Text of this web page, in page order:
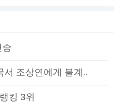
승
서 조상연에게 불계..
킹 3위